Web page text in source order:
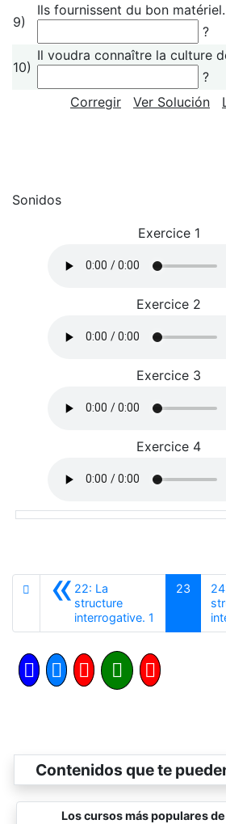
9)
Ils fournissent du bon matériel.
?
10)
Il voudra connaître la culture
?
Corregir
Ver Solución
Sonidos
Exercice 1
Exercice 2
Exercice 3
Exercice 4
«22: La
structure
interrogative. 1
23
Contenidos que te
Los cursos más populares